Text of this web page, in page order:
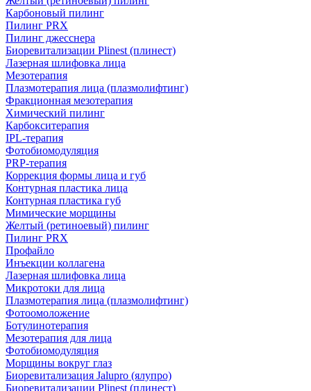
Карбоновый пилинг
Пилинг PRX
Пилинг джесснера
Биоревитализации Plinest (плинест)
Лазерная шлифовка лица
Мезотерапия
Плазмотерапия лица (плазмолифтинг)
Фракционная мезотерапия
Химический пилинг
Карбокситерапия
IPL‑терапия
Фотобиомодуляция
PRP-терапия
Коррекция формы лица и губ
Контурная пластика лица
Контурная пластика губ
Мимические морщины
Желтый (ретиноевый) пилинг
Пилинг PRX
Профайло
Инъекции коллагена
Лазерная шлифовка лица
Микротоки для лица
Плазмотерапия лица (плазмолифтинг)
Фотоомоложение
Ботулинотерапия
Мезотерапия для лица
Фотобиомодуляция
Морщины вокруг глаз
Биоревитализация Jalupro (ялупро)
Биоревитализации Plinest (плинест)